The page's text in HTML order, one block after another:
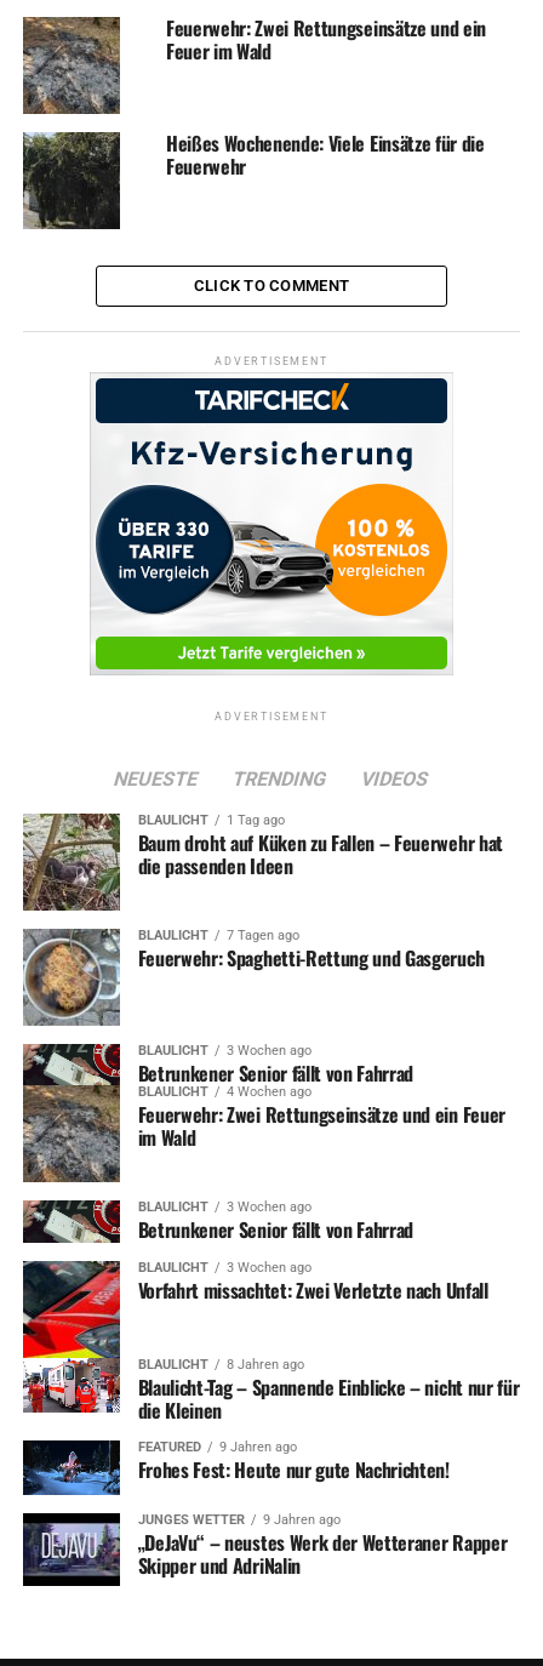
Ferienstart mit Traumwetter – auch im Urlaub!
Feuerwehr: Zwei Rettungseinsätze und ein
Feuer im Wald
Heißes Wochenende: Viele Einsätze für die
Feuerwehr
CLICK TO COMMENT
ADVERTISEMENT
ADVERTISEMENT
NEUESTE TRENDING VIDEOS
BLAULICHT 1 Tag ago
Baum droht auf Küken zu Fallen – Feuerwehr hat
die passenden Ideen
BLAULICHT 7 Tagen ago
Feuerwehr: Spaghetti-Rettung und Gasgeruch
BLAULICHT 3 Wochen ago
Betrunkener Senior fällt von Fahrrad
BLAULICHT 4 Wochen ago
Feuerwehr: Zwei Rettungseinsätze und ein Feuer
im Wald
BLAULICHT 3 Wochen ago
Betrunkener Senior fällt von Fahrrad
BLAULICHT 3 Wochen ago
Vorfahrt missachtet: Zwei Verletzte nach Unfall
BLAULICHT 8 Jahren ago
Blaulicht-Tag – Spannende Einblicke – nicht nur für
die Kleinen
FEATURED 9 Jahren ago
Frohes Fest: Heute nur gute Nachrichten!
JUNGES WETTER 9 Jahren ago
„DeJaVu“ – neustes Werk der Wetteraner Rapper
Skipper und AdriNalin